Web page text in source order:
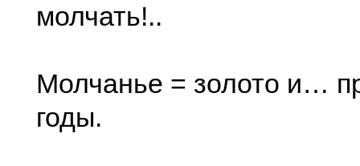
молчать!..
Молчанье = золото и…
годы.